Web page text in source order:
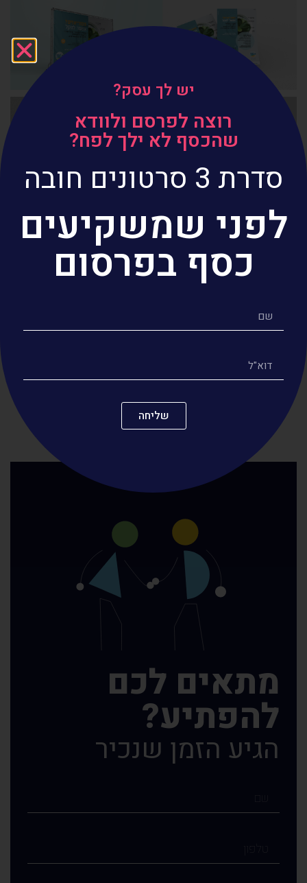
היה יפה, רוצה לראות עוד
מתאים לכם
להפתיע?
הגיע הזמן שנכיר
יש לך עסק?
רוצה לפרסם ולוודא
שהכסף לא ילך לפח?
סדרת 3 סרטונים חובה
לפני שמשקיעים
כסף בפרסום
שליחה